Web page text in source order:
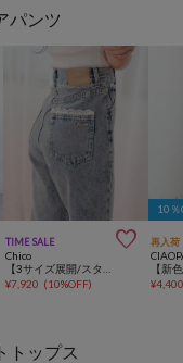
パンツ
TIME SALE 
Chico
¥7,920 (10%OFF)
10％
再入荷
¥
トップス